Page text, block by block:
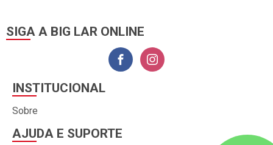
SIGA A BIG LAR ONLINE
INSTITUCIONAL
Sobre
AJUDA E SUPORTE